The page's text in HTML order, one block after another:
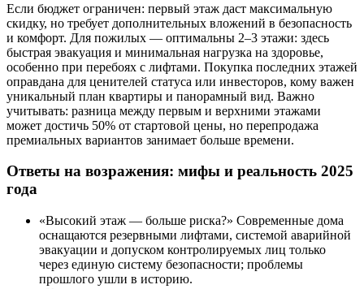
Если бюджет ограничен: первый этаж даст максимальную
скидку, но требует дополнительных вложений в безопасность
и комфорт. Для пожилых — оптимальны 2–3 этажи: здесь
быстрая эвакуация и минимальная нагрузка на здоровье,
особенно при перебоях с лифтами. Покупка последних этажей
оправдана для ценителей статуса или инвесторов, кому важен
уникальный план квартиры и панорамный вид. Важно
учитывать: разница между первым и верхними этажами
может достичь 50% от стартовой цены, но перепродажа
премиальных вариантов занимает больше времени.
Ответы на возражения: мифы и реальность 2025
года
«Высокий этаж — больше риска?» Современные дома
оснащаются резервными лифтами, системой аварийной
эвакуации и допуском контролируемых лиц только
через единую систему безопасности; проблемы
прошлого ушли в историю.